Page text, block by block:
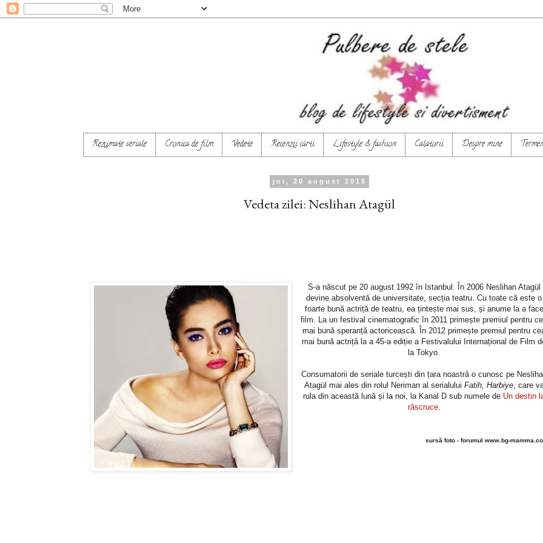
Rezumate seriale Cronica de film Vedete Recenzii carti Lifestyle & fashion Calatorii Despre mine
joi, 20 august 2015
Vedeta zilei: Neslihan Atagül
S-a născut pe 20 august 1992 în Istanbul. În 2006 Neslihan Atagül
devine absolventă de universitate, secția teatru. Cu toate că este o
foarte bună actriță de teatru, ea țintește mai sus, și anume la a face
film. La un festival cinematografic în 2011 primește premiul pentru
mai bună speranță actoricească. În 2012 primește premiul pentru
mai bună actriță la a 45-a ediție a Festivalului Internațional de Film
la Tokyo.
Consumatorii de seriale turcești din țara noastră o cunosc pe
Atagül mai ales din rolul Neriman al serialului Fatih, Harbiye, care
rula din această lună și la noi, la Kanal D sub numele de Un destin
răscruce.
sursă foto - forumul www.bg-